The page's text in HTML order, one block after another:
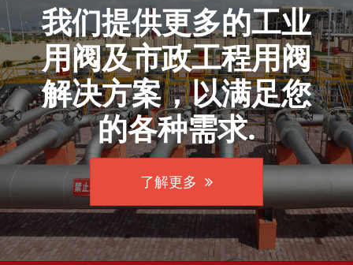
我们提供更多的工业
用阀及市政工程用阀
解决方案，以满足您
的各种需求.
了解更多